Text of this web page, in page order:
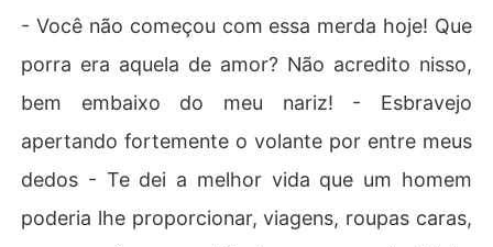
- Você não começou com essa merda hoje! Que
porra era aquela de amor? Não acredito nisso,
bem embaixo do meu nariz! - Esbravejo
apertando fortemente o volante por entre meus
dedos - Te dei a melhor vida que um homem
poderia lhe proporcionar, viagens, roupas caras,